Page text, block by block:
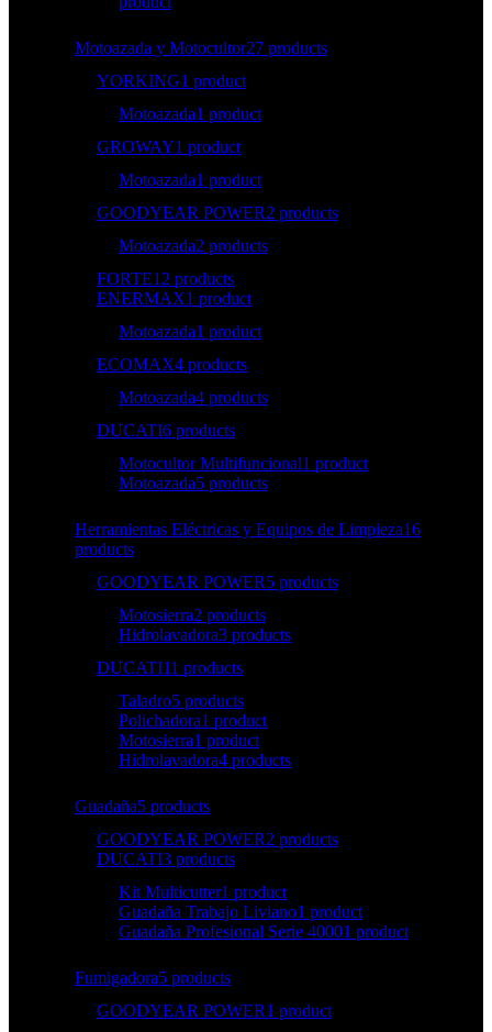
Motoazada y Motocultor27 products
YORKING1 product
Motoazada1 product
GROWAY1 product
Motoazada1 product
GOODYEAR POWER2 products
Motoazada2 products
FORTE12 products
ENERMAX1 product
Motoazada1 product
ECOMAX4 products
Motoazada4 products
DUCATI6 products
Motocultor Multifuncional1 product
Motoazada5 products
Herramientas Eléctricas y Equipos de Limpieza16
products
GOODYEAR POWER5 products
Motosierra2 products
Hidrolavadora3 products
DUCATI11 products
Taladro5 products
Polichadora1 product
Motosierra1 product
Hidrolavadora4 products
Guadaña5 products
GOODYEAR POWER2 products
DUCATI3 products
Kit Multicutter1 product
Guadaña Trabajo Liviano1 product
Guadaña Profesional Serie 40001 product
Fumigadora5 products
GOODYEAR POWER1 product